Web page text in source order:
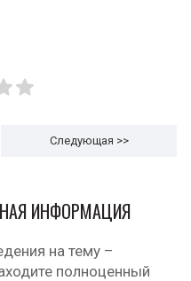
Следующая >>
ИНФОРМАЦИЯ
на тему –
полноценный